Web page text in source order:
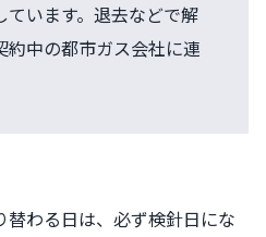
ています。退去などで解
中の都市ガス会社に連
わる日は、必ず検針日にな